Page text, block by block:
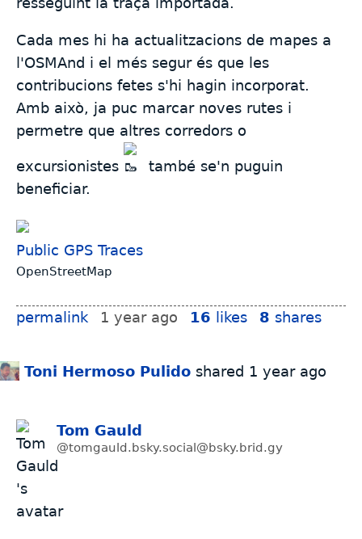
Cada mes hi ha actualitzacions de mapes a
l'OSMAnd i el més segur és que les
contribucions fetes s'hi hagin incorporat.
Amb això, ja puc marcar noves rutes i
permetre que altres corredors o
excursionistes
també se'n puguin
beneficiar.
Public GPS Traces
OpenStreetMap
permalink 1 year ago 16 likes 8 shares
Toni Hermoso Pulido shared 1 year ago
Tom Gauld
@tomgauld.bsky.social@bsky.brid.gy